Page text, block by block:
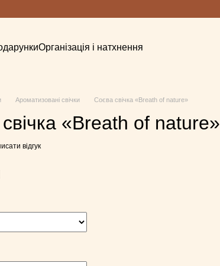
Організація і натхнення
Ароматизовані свічки Соєва свічка «Breath of nature»
«Breath of nature»
відгук